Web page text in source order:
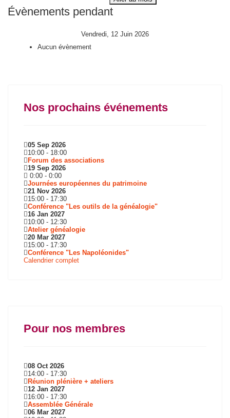
Évènements pendant
Vendredi, 12 Juin 2026
Aucun évènement
Nos prochains événements
05 Sep 2026
10:00 - 18:00
Forum des associations
19 Sep 2026
0:00 - 0:00
Journées européennes du patrimoine
21 Nov 2026
15:00 - 17:30
Conférence "Les outils de la généalogie"
16 Jan 2027
10:00 - 12:30
Atelier généalogie
20 Mar 2027
15:00 - 17:30
Conférence "Les Napoléonides"
Calendrier complet
Pour nos membres
08 Oct 2026
14:00 - 17:30
Réunion plénière + ateliers
12 Jan 2027
16:00 - 17:30
Assemblée Générale
06 Mar 2027